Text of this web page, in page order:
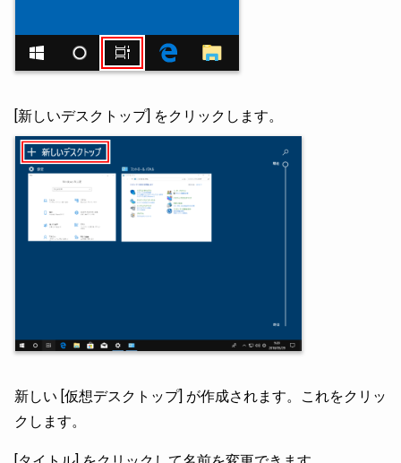
[新しいデスクトップ] をクリックします。
新しい [仮想デスクトップ] が作成されます。これをクリッ
クします。